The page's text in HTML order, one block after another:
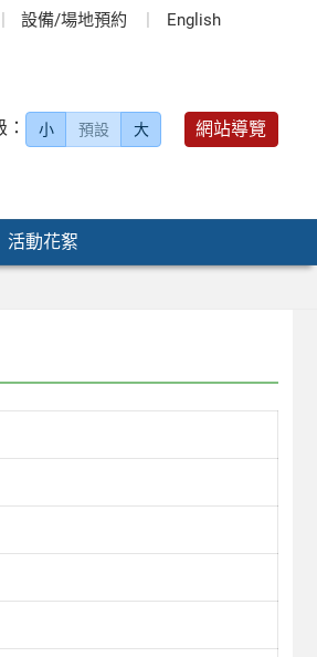
設備/場地預約 English
小 預設 大 網站導覽
活動花絮